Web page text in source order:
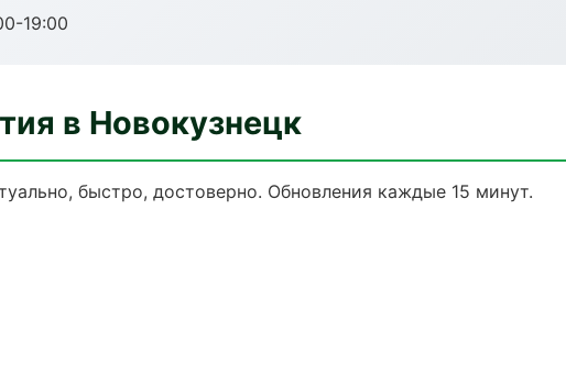
19:00
в Новокузнецк
быстро, достоверно. Обновления каждые 15 минут.